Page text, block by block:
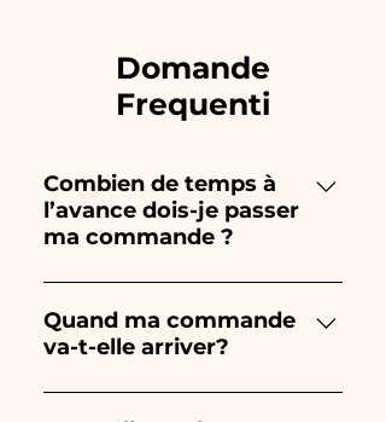
Domande
Frequenti
Combien de temps à
l’avance dois-je passer
ma commande ?
Ceramiche Ania crée et peint
entièrement à la main, donc
leur création prend beaucoup
Quand ma commande
va-t-elle arriver?
La réception de la commande